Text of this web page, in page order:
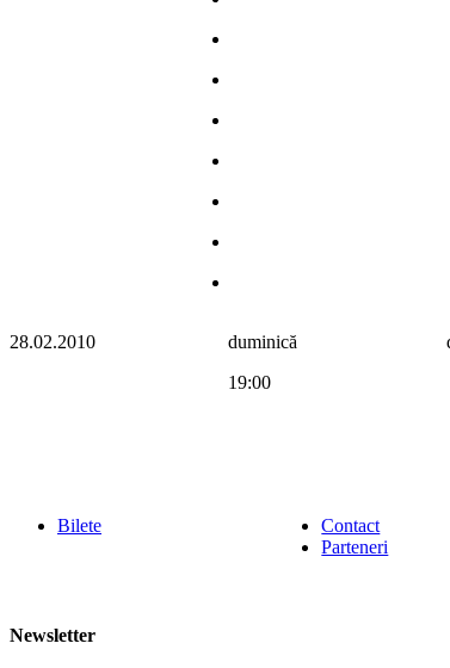
28.02.2010
duminică
19:00
Bilete
Contact
Parteneri
Newsletter